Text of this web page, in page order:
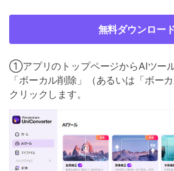
無料ダウンロー
①アプリのトップページからAIツー
「ボーカル削除」（あるいは「ボー
クリックします。